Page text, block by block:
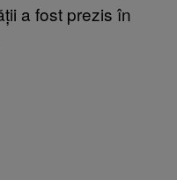
a fost prezis în